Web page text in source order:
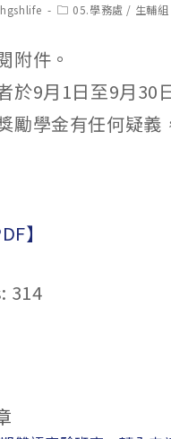
Post05.學務處 / 生輔組
附件。
於9月1日至9月30
勵學金有任何疑
】
314